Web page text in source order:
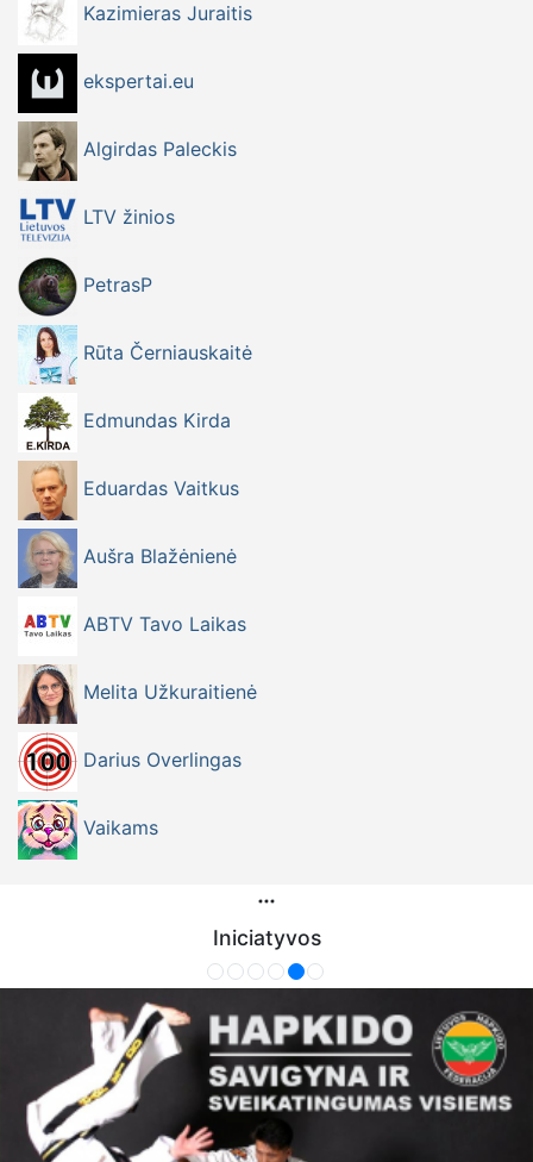
Kazimieras Juraitis
ekspertai.eu
Algirdas Paleckis
LTV žinios
PetrasP
Rūta Černiauskaitė
Edmundas Kirda
Eduardas Vaitkus
Aušra Blažėnienė
ABTV Tavo Laikas
Melita Užkuraitienė
Darius Overlingas
Vaikams
Iniciatyvos